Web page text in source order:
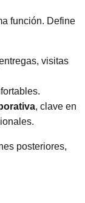
función. Define
visitas
, clave en
posteriores,